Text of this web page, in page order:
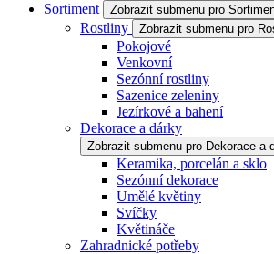
Sortiment
Zobrazit submenu pro
Rostliny Zobrazit submenu pro
Pokojové
Venkovní
Sezónní rostliny
Sazenice zeleniny
Jezírkové a bahení
Dekorace a dárky
Zobrazit submenu pro Dekorace a
Keramika, porcelán a sklo
Sezónní dekorace
Umělé květiny
Svíčky
Květináče
Zahradnické potřeby